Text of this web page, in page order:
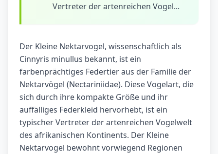
Vertreter der artenreichen Vogel...
Der Kleine Nektarvogel, wissenschaftlich als
Cinnyris minullus bekannt, ist ein
farbenprächtiges Federtier aus der Familie der
Nektarvögel (Nectariniidae). Diese Vogelart, die
sich durch ihre kompakte Größe und ihr
auffälliges Federkleid hervorhebt, ist ein
typischer Vertreter der artenreichen Vogelwelt
des afrikanischen Kontinents. Der Kleine
Nektarvogel bewohnt vorwiegend Regionen